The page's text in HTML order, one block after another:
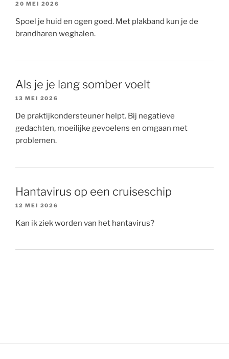
20 MEI 2026
Spoel je huid en ogen goed. Met plakband kun je de
brandharen weghalen.
Als je je lang somber voelt
13 MEI 2026
De praktijkondersteuner helpt. Bij negatieve
gedachten, moeilijke gevoelens en omgaan met
problemen.
Hantavirus op een cruiseschip
12 MEI 2026
Kan ik ziek worden van het hantavirus?